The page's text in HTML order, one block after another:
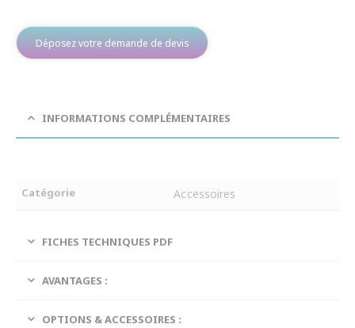
Déposez votre demande de devis
INFORMATIONS COMPLÉMENTAIRES
Catégorie Accessoires
FICHES TECHNIQUES PDF
AVANTAGES :
OPTIONS & ACCESSOIRES :